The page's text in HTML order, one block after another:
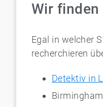
Wir finden
Egal in welcher
recherchieren
Detektiv in
Birmingham